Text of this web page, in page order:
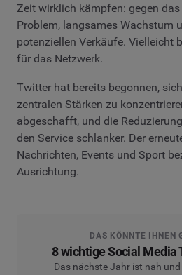
Zeit wirklich kämpfen: gegen
Problem, langsames Wachstum
potenziellen Verkäufe. Vielleicht
für das Netzwerk.
Twitter hat bereits begonnen,
zentralen Stärken zu
abgeschafft, und die
den Service schlanker. Der
Nachrichten, Events und Sport
Ausrichtung.
DAS KÖNNTE IHNEN
8 wichtige Social Media
Das nächste Jahr ist nah